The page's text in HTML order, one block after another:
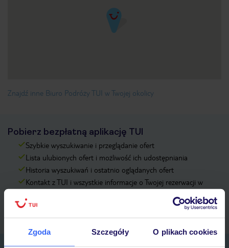
Zgoda Szczegóły O plikach cookies
Znajdź inne Biuro Podróży TUI w Twojej okolicy
Pobierz bezpłatną aplikację TUI
Szybkie wyszukiwanie i przeglądanie ofert
Lista ulubionych ofert i możliwość ich udostępniania
Historia wyszukiwań i ostatnio oglądanych ofert
Kontakt z TUI i wszystkie informacje o Twojej rezerwacji w